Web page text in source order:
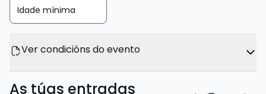
Idade mínima
Ver condicións do evento
As túas entradas